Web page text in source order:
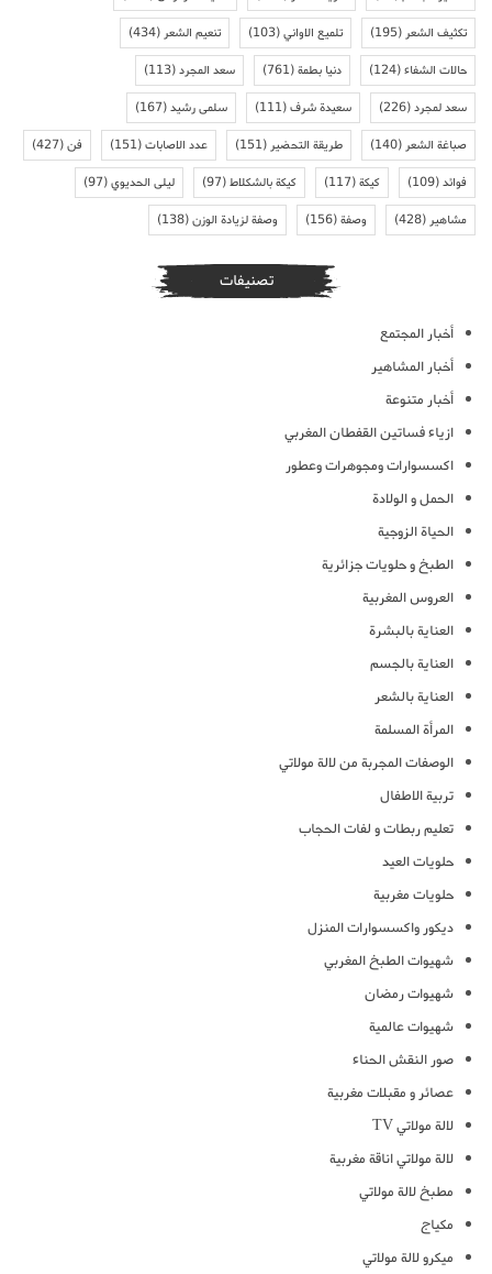
تكثيف الشعر(195) تلميع الاواني(103) تنعيم الشعر(434)
حالات الشفاء(124) دنيا بطمة(761) سعد المجرد(113)
سعد لمجرد(226) سعيدة شرف(111) سلمى رشيد(167)
صباغة الشعر(140) طريقة التحضير(151) عدد الاصابات(151) فن(427)
فوائد(109) كيكة(117) كيكة بالشكلاط(97) ليلى الحديوي(97)
مشاهير(428) وصفة(156) وصفة لزيادة الوزن(138)
تصنيفات
أخبار المجتمع
أخبار المشاهير
أخبار متنوعة
ازياء فساتين القفطان المغربي
اكسسوارات ومجوهرات وعطور
الحمل و الولادة
الحياة الزوجية
الطبخ و حلويات جزائرية
العروس المغربية
العناية بالبشرة
العناية بالجسم
العناية بالشعر
المرأة المسلمة
الوصفات المجربة من لالة مولاتي
تربية الاطفال
تعليم ربطات و لفات الحجاب
حلويات العيد
حلويات مغربية
ديكور واكسسوارات المنزل
شهيوات الطبخ المغربي
شهيوات رمضان
شهيوات عالمية
صور النقش الحناء
عصائر و مقبلات مغربية
لالة مولاتي TV
لالة مولاتي اناقة مغربية
مطبخ لالة مولاتي
مكياج
ميكرو لالة مولاتي